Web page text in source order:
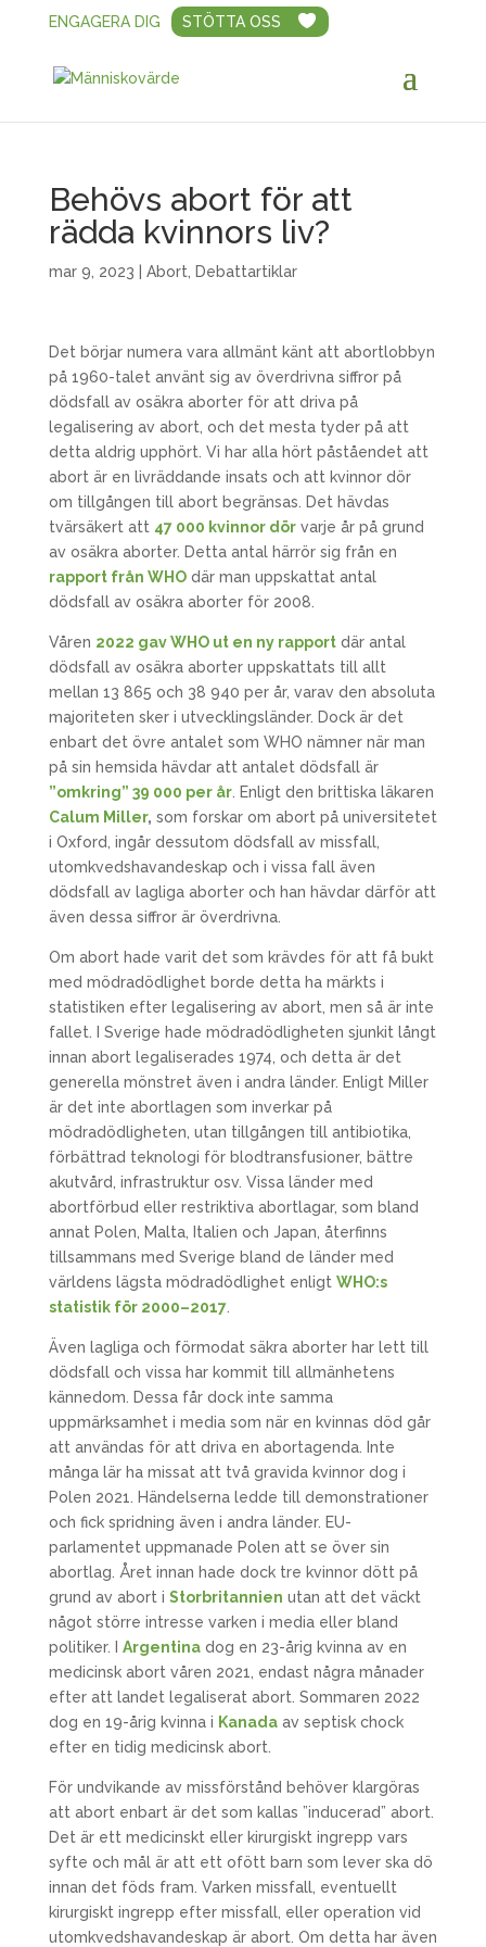
ENGAGERA DIG STÖTTA OSS
Behövs abort för att
rädda kvinnors liv?
mar 9, 2023 Abort Debattartiklar
Det börjar numera vara allmänt känt att abortlobbyn
på 1960-talet använt sig av överdrivna siffror på
dödsfall av osäkra aborter för att driva på
legalisering av abort, och det mesta tyder på att
detta aldrig upphört. Vi har alla hört påståendet att
abort är en livräddande insats och att kvinnor dör
om tillgången till abort begränsas. Det hävdas
tvärsäkert att 47 000 kvinnor dörvarje år på grund
av osäkra aborter. Detta antal härrör sig från en
rapport från WHOdär man uppskattat antal
dödsfall av osäkra aborter för 2008.
Våren 2022 gav WHO ut en ny rapportdär antal
dödsfall av osäkra aborter uppskattats till allt
mellan 13 865 och 38 940 per år, varav den absoluta
majoriteten sker i utvecklingsländer. Dock är det
enbart det övre antalet som WHO nämner när man
på sin hemsida hävdar att antalet dödsfall är
”omkring” 39 000 per år. Enligt den brittiska läkaren
Calum Miller, som forskar om abort på universitetet
i Oxford, ingår dessutom dödsfall av missfall,
utomkvedshavandeskap och i vissa fall även
dödsfall av lagliga aborter och han hävdar därför att
även dessa siffror är överdrivna.
Om abort hade varit det som krävdes för att få bukt
med mödradödlighet borde detta ha märkts i
statistiken efter legalisering av abort, men så är inte
fallet. I Sverige hade mödradödligheten sjunkit långt
innan abort legaliserades 1974, och detta är det
generella mönstret även i andra länder. Enligt Miller
är det inte abortlagen som inverkar på
mödradödligheten, utan tillgången till antibiotika,
förbättrad teknologi för blodtransfusioner, bättre
akutvård, infrastruktur osv. Vissa länder med
abortförbud eller restriktiva abortlagar, som bland
annat Polen, Malta, Italien och Japan, återfinns
tillsammans med Sverige bland de länder med
världens lägsta mödradödlighet enligt WHO:s
statistik för 2000–2017.
Även lagliga och förmodat säkra aborter har lett till
dödsfall och vissa har kommit till allmänhetens
kännedom. Dessa får dock inte samma
uppmärksamhet i media som när en kvinnas död går
att användas för att driva en abortagenda. Inte
många lär ha missat att två gravida kvinnor dog i
Polen 2021. Händelserna ledde till demonstrationer
och fick spridning även i andra länder. EU-
parlamentet uppmanade Polen att se över sin
abortlag. Året innan hade dock tre kvinnor dött på
grund av abort i Storbritannien utan att det väckt
något större intresse varken i media eller bland
politiker. I Argentinadog en 23-årig kvinna av en
medicinsk abort våren 2021, endast några månader
efter att landet legaliserat abort. Sommaren 2022
dog en 19-årig kvinna i Kanadaav septisk chock
efter en tidig medicinsk abort.
För undvikande av missförstånd behöver klargöras
att abort enbart är det som kallas ”inducerad” abort.
Det är ett medicinskt eller kirurgiskt ingrepp vars
syfte och mål är att ett ofött barn som lever ska dö
innan det föds fram. Varken missfall, eventuellt
kirurgiskt ingrepp efter missfall, eller operation vid
utomkvedshavandeskap är abort. Om detta har även